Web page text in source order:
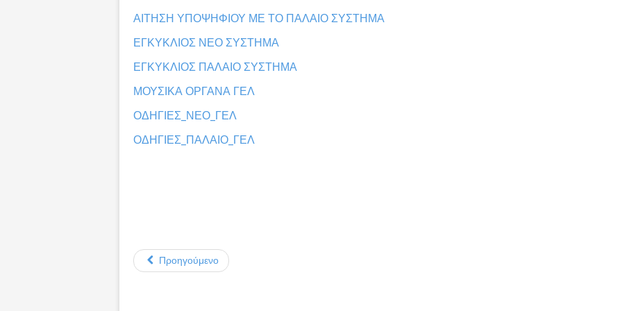
ΑΙΤΗΣΗ ΥΠΟΨΗΦΙΟΥ ΜΕ ΤΟ ΠΑΛΑΙΟ ΣΥΣΤΗΜΑ
ΕΓΚΥΚΛΙΟΣ ΝΕΟ ΣΥΣΤΗΜΑ
ΕΓΚΥΚΛΙΟΣ ΠΑΛΑΙΟ ΣΥΣΤΗΜΑ
ΜΟΥΣΙΚΑ ΟΡΓΑΝΑ ΓΕΛ
ΟΔΗΓΙΕΣ_ΝΕΟ_ΓΕΛ
ΟΔΗΓΙΕΣ_ΠΑΛΑΙΟ_ΓΕΛ
Προηγούμενο